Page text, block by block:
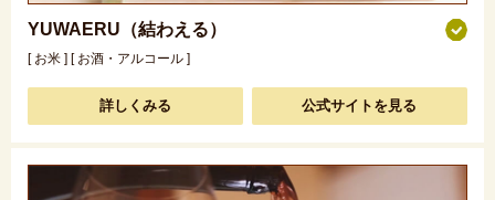
YUWAERU（結わえる）
[ お米 ] [ お酒・アルコール ]
詳しくみる 公式サイトを見る